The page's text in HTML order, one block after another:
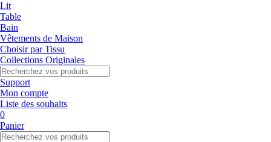
Lit
Table
Bain
Vêtements de Maison
Choisir par Tissu
Collections Originales
Support
Mon compte
Liste des souhaits
0
Panier